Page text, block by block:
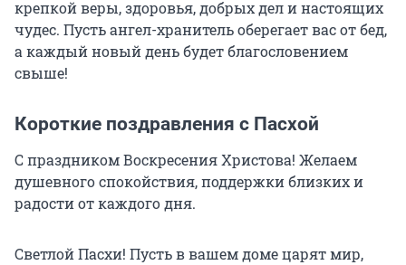
крепкой веры, здоровья, добрых дел и настоящих
чудес. Пусть ангел-хранитель оберегает вас от бед,
а каждый новый день будет благословением
свыше!
Короткие поздравления с Пасхой
С праздником Воскресения Христова! Желаем
душевного спокойствия, поддержки близких и
радости от каждого дня.
Светлой Пасхи! Пусть в вашем доме царят мир,